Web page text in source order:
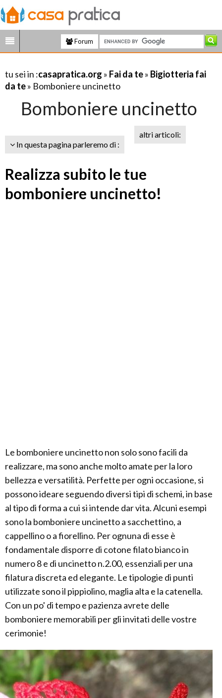
Forum
tu sei in :casapratica.org » Fai da te» Bigiotteria fai
da te» Bomboniere uncinetto
Bomboniere uncinetto
In questa pagina parleremo di :
altri articoli:
Realizza subito le tue
bomboniere uncinetto!
Le bomboniere uncinetto non solo sono facili da
realizzare, ma sono anche molto amate per la loro
bellezza e versatilità. Perfette per ogni occasione, si
possono ideare seguendo diversi tipi di schemi, in base
al tipo di forma a cui si intende dar vita. Alcuni esempi
sono la bomboniere uncinetto a sacchettino, a
cappellino o a fiorellino. Per ognuna di esse è
fondamentale disporre di cotone filato bianco in
numero 8 e di uncinetto n.2.00, essenziali per una
filatura discreta ed elegante. Le tipologie di punti
utilizzate sono il pippiolino, maglia alta e la catenella.
Con un po' di tempo e pazienza avrete delle
bomboniere memorabili per gli invitati delle vostre
cerimonie!